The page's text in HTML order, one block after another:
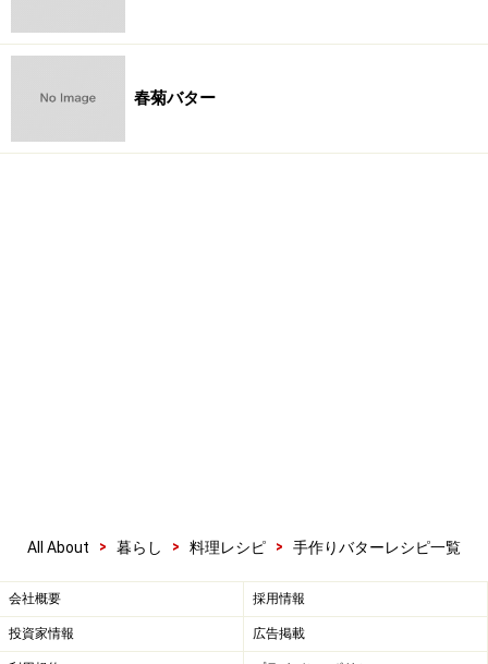
春菊バター
All About > 暮らし > 料理レシピ > 手作りバターレシピ一覧
会社概要 採用情報
投資家情報 広告掲載